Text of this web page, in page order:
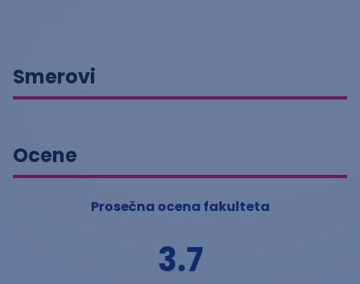
Smerovi
Ocene
Prosečna ocena fakulteta
3.7